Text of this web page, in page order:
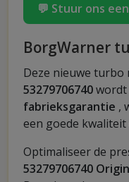
💬 Stuur ons
BorgWarner
Deze nieuwe
53279706740wordt
fabrieksgarantie ,
een goede
Optimaliseer de
53279706740